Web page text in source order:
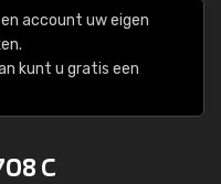
account uw eigen
kunt u gratis een
C